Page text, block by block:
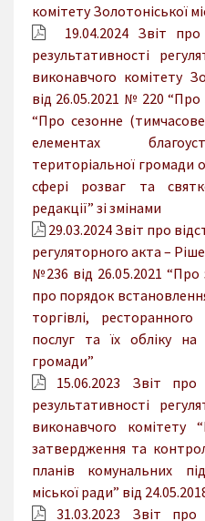
комітету Золотоніської
19.04.2024 Звіт
результативності
виконавчого комітету
від 26.05.2021 № 220
“Про сезонне
елементах
територіальної громади
сфері розваг та
редакції” зі змінами
29.03.2024 Звіт про
регуляторного акта –
№236 від 26.05.2021
про порядок
торгівлі,
послуг та їх обліку на
громади”
15.06.2023 Звіт про
результативності
виконавчого комітету
затвердження та
планів комунальних
міської ради” від
31.03.2023 Звіт про